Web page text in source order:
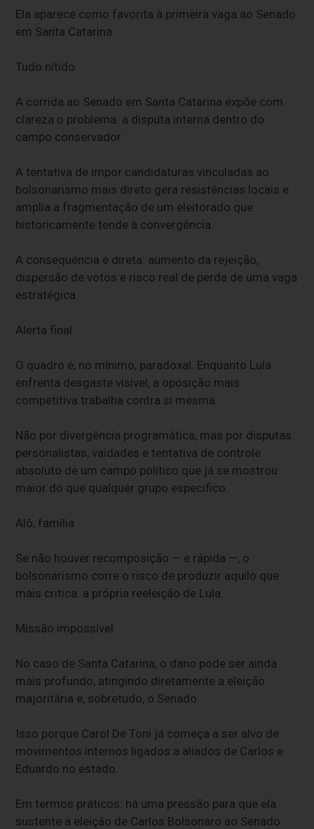
Ela aparece como favorita à primeira vaga ao Senado
em Santa Catarina.
Tudo nítido
A corrida ao Senado em Santa Catarina expõe com
clareza o problema: a disputa interna dentro do
campo conservador.
A tentativa de impor candidaturas vinculadas ao
bolsonarismo mais direto gera resistências locais e
amplia a fragmentação de um eleitorado que
historicamente tende à convergência.
A consequência é direta: aumento da rejeição,
dispersão de votos e risco real de perda de uma vaga
estratégica.
Alerta final
O quadro é, no mínimo, paradoxal. Enquanto Lula
enfrenta desgaste visível, a oposição mais
competitiva trabalha contra si mesma.
Não por divergência programática, mas por disputas
personalistas, vaidades e tentativa de controle
absoluto de um campo político que já se mostrou
maior do que qualquer grupo específico.
Alô, família
Se não houver recomposição — e rápida —, o
bolsonarismo corre o risco de produzir aquilo que
mais critica: a própria reeleição de Lula.
Missão impossível
No caso de Santa Catarina, o dano pode ser ainda
mais profundo, atingindo diretamente a eleição
majoritária e, sobretudo, o Senado.
Isso porque Carol De Toni já começa a ser alvo de
movimentos internos ligados a aliados de Carlos e
Eduardo no estado.
Em termos práticos: há uma pressão para que ela
sustente a eleição de Carlos Bolsonaro ao Senado